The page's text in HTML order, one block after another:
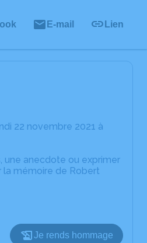
E-mail Lien
22 novembre 2021 à
une anecdote ou exprimer
la mémoire de Robert
Je rends hommage